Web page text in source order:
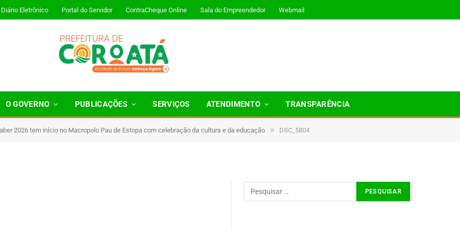
Diário Eletrônico Portal do Servidor ContraCheque Online Sala do Empreendedor Webmail
O GOVERNO PUBLICAÇÕES SERVIÇOS ATENDIMENTO TRANSPARÊNCIA
2026 tem início no Macropolo Pau de Estopa com celebração da cultura e da educação » DSC_5804